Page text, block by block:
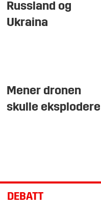
Russland og
Ukraina
Mener dronen
skulle eksplodere
DEBATT